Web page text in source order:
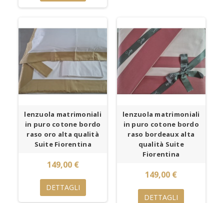
lenzuola matrimoniali
in puro cotone bordo
raso oro alta qualità
Suite Fiorentina
149,00 €
DETTAGLI
lenzuola matrimoniali
in puro cotone bordo
raso bordeaux alta
qualità Suite
Fiorentina
149,00 €
DETTAGLI